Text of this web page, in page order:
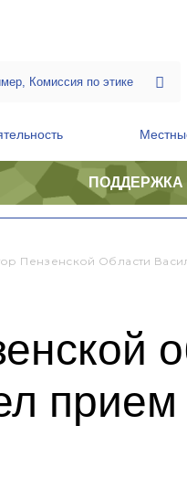
Пензенской Области
прием